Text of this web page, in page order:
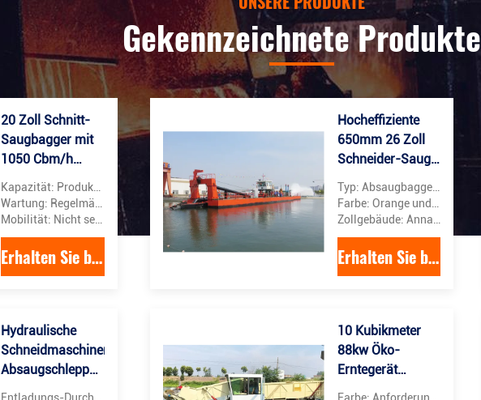
Gekennzeichnete Produkte
20 Zoll Schnitt-
Saugbagger mit
1050 Cbm/h
Sand / Schlamm
Baggerung aus
Fluss Sand Meer
Erhalten Sie besten Preis
Hocheffiziente
650mm 26 Zoll
Schneider-Saug-
Sandbagger mit
1864KW
Cummins Marine
Diesel-Motor
Typ: Absaugbagger für die Sandbaggerung
Erhalten Sie besten Preis
Hydraulische
Schneidmaschinen
Absaugschleppmaschinen
anpassbar 16
10 Kubikmeter
88kw Öko-
Erntegerät
Aquatisches